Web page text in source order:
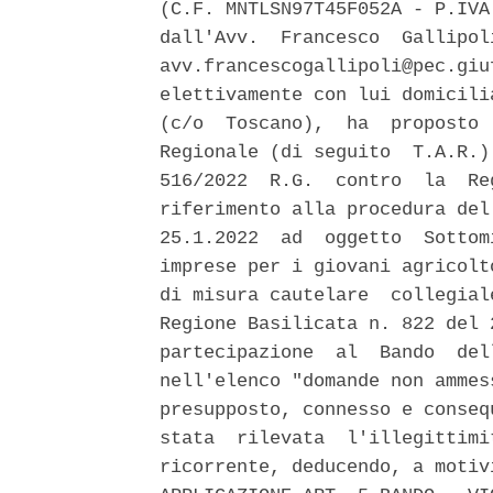
(C.F. MNTLSN97T45F052A -
dall'Avv.  Francesco  Gallipoli
elettivamente con lui
(c/o  Toscano),  ha
Regionale (di seguito
516/2022  R.G.  contro  la
riferimento alla procedura
25.1.2022  ad  oggetto
imprese per i giovani
di misura cautelare
Regione Basilicata n. 822 del
partecipazione  al  Bando
nell'elenco "domande non
presupposto, connesso e
stata  rilevata
ricorrente, deducendo, a